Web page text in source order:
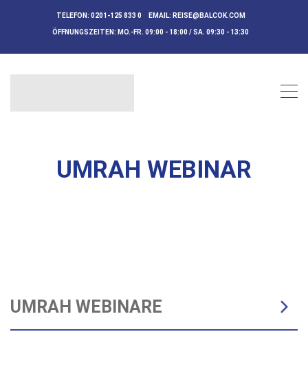
TELEFON: 0201-125 833 0 EMAIL: REISE@BALCOK.COM
ÖFFNUNGSZEITEN: MO.-FR. 09:00 - 18:00 / SA. 09:30 - 13:30
UMRAH WEBINAR
UMRAH WEBINARE